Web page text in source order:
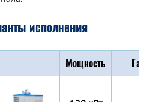
исполнения
Мощность